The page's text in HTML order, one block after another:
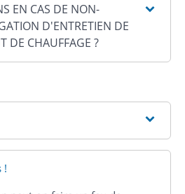
EN CAS DE NON-
D'ENTRETIEN DE
DE CHAUFFAGE ?
!